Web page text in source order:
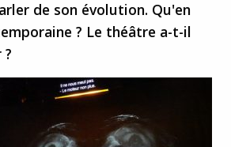
de son évolution. Qu'en
? Le théâtre a-t-il